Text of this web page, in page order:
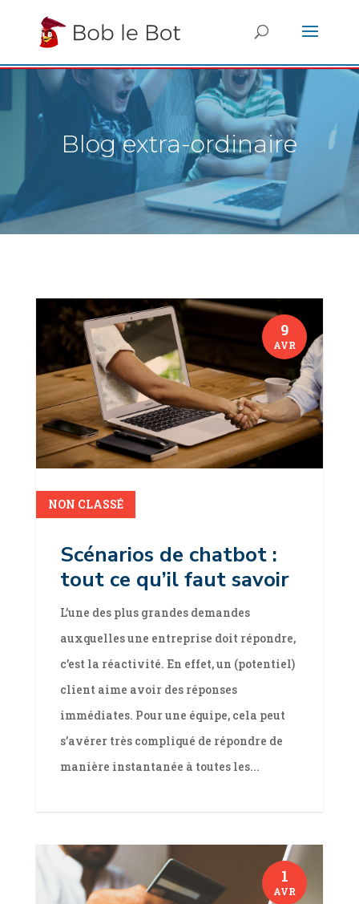
Blog extra-ordinaire
lire plus
Scénarios de chatbot :
tout ce qu’il faut savoir
NON CLASSÉ
L’une des plus grandes demandes
auxquelles une entreprise doit répondre,
c’est la réactivité. En effet, un (potentiel)
client aime avoir des réponses
immédiates. Pour une équipe, cela peut
s’avérer très compliqué de répondre de
manière instantanée à toutes les...
9
AVR
1
AVR